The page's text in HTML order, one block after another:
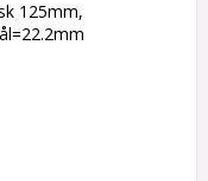
125mm,